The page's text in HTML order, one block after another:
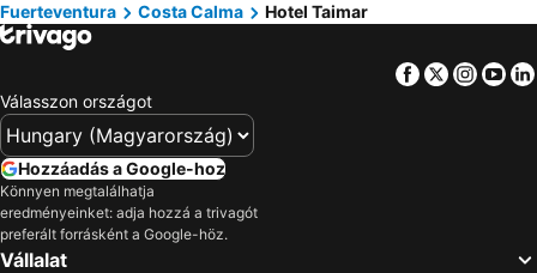
Fuerteventura
Costa Calma Hotel Taimar
Facebook
Twitter
Válasszon országot
Hozzáadás a Google-hoz
Könnyen megtalálhatja
eredményeinket: adja hozzá a trivagót
preferált forrásként a Google-höz.
Vállalat